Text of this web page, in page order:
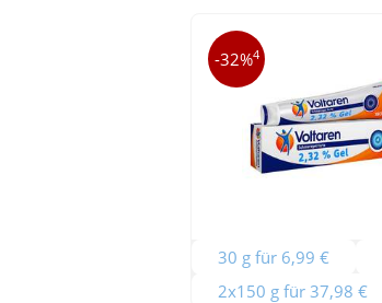
-32%4
30 g für 6,99 €
2x150 g für 37,98 €